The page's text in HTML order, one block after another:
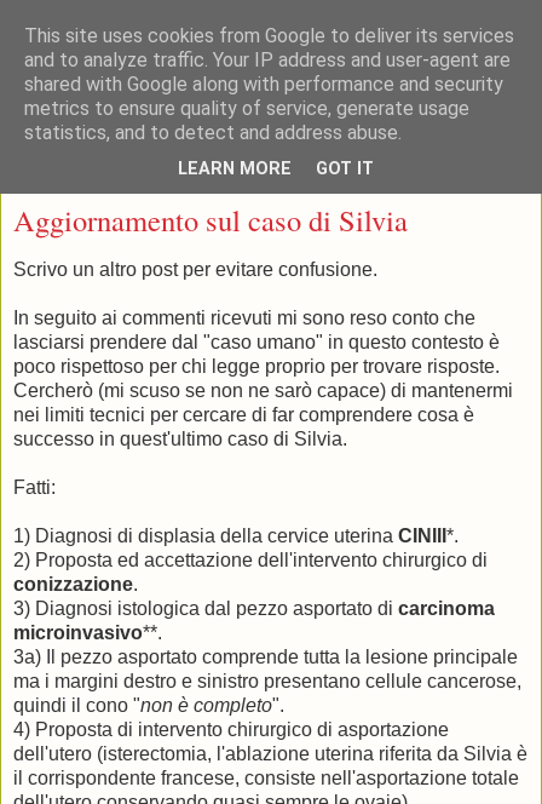
Aggiornamento sul caso di Silvia
Scrivo un altro post per evitare confusione.
In seguito ai commenti ricevuti mi sono reso conto che
lasciarsi prendere dal "caso umano" in questo contesto è
poco rispettoso per chi legge proprio per trovare risposte.
Cercherò (mi scuso se non ne sarò capace) di mantenermi
nei limiti tecnici per cercare di far comprendere cosa è
successo in quest'ultimo caso di Silvia.
Fatti:
1) Diagnosi di displasia della cervice uterina CINIII *.
2) Proposta ed accettazione dell'intervento chirurgico di
conizzazione.
3) Diagnosi istologica dal pezzo asportato di carcinoma
microinvasivo**.
3a) Il pezzo asportato comprende tutta la lesione principale
ma i margini destro e sinistro presentano cellule cancerose,
quindi il cono "non è completo".
4) Proposta di intervento chirurgico di asportazione
dell'utero (isterectomia, l'ablazione uterina riferita da Silvia è
il corrispondente francese, consiste nell'asportazione totale
This site uses cookies from Google to deliver its services
and to analyze traffic. Your IP address and user-agent are
shared with Google along with performance and security
metrics to ensure quality of service, generate usage
statistics, and to detect and address abuse.
LEARN MORE GOT IT